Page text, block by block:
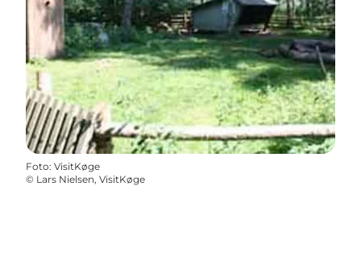
Foto: VisitKøge
© Lars Nielsen, VisitKøge